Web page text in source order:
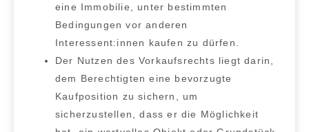
eine Immobilie, unter bestimmten
Bedingungen vor anderen
Interessent:innen kaufen zu dürfen.
Der Nutzen des Vorkaufsrechts liegt darin,
dem Berechtigten eine bevorzugte
Kaufposition zu sichern, um
sicherzustellen, dass er die Möglichkeit